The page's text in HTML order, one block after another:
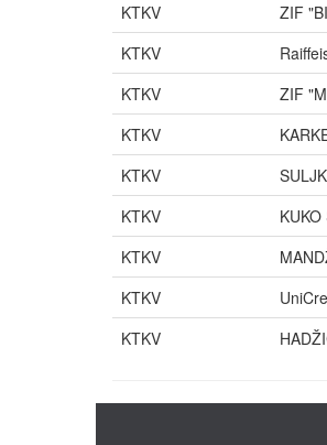
KTKV
ZIF
KTKV
KTKV
ZIF
KTKV
KTKV
KTKV
KTKV
KTKV
KTKV